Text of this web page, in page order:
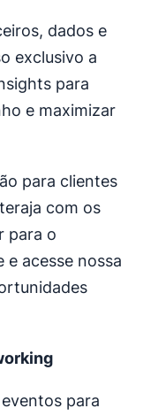
dados e
exclusivo a
para
e maximizar
para clientes
com os
para o
e acesse nossa
para